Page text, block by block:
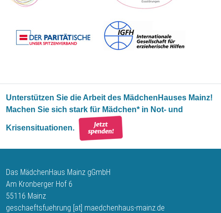
Unterstützen Sie die Arbeit des MädchenHauses Mainz!
Machen Sie sich stark für Mädchen* in Not- und
Krisensituationen.
Das MädchenHaus Mainz gGmbH
Am Kronberger Hof 6
55116 Mainz
geschaeftsfuehrung [at] maedchenhaus-mainz.de